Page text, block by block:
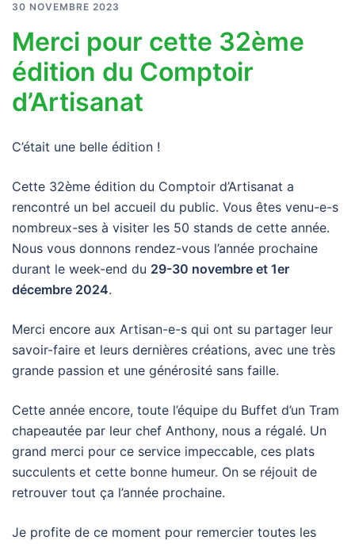
30 NOVEMBRE 2023
Merci pour cette 32ème
édition du Comptoir
d’Artisanat
C’était une belle édition !
Cette 32ème édition du Comptoir d’Artisanat a
rencontré un bel accueil du public. Vous êtes venu-e-s
nombreux-ses à visiter les 50 stands de cette année.
Nous vous donnons rendez-vous l’année prochaine
durant le week-end du 29-30 novembre et 1er
décembre 2024.
Merci encore aux Artisan-e-s qui ont su partager leur
savoir-faire et leurs dernières créations, avec une très
grande passion et une générosité sans faille.
Cette année encore, toute l’équipe du Buffet d’un Tram
chapeautée par leur chef Anthony, nous a régalé. Un
grand merci pour ce service impeccable, ces plats
succulents et cette bonne humeur. On se réjouit de
retrouver tout ça l’année prochaine.
Je profite de ce moment pour remercier toutes les